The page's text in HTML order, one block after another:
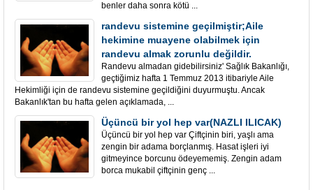
benler daha sonra kötü ...
randevu sistemine geçilmiştir;Aile
hekimine muayene olabilmek için
randevu almak zorunlu değildir.
Randevu almadan gidebilirsiniz' Sağlık Bakanlığı,
geçtiğimiz hafta 1 Temmuz 2013 itibariyle Aile
Hekimliği için de randevu sistemine geçildiğini duyurmuştu. Ancak
Bakanlık'tan bu hafta gelen açıklamada, ...
Üçüncü bir yol hep var(NAZLI ILICAK)
Üçüncü bir yol hep var Çiftçinin biri, yaşlı ama
zengin bir adama borçlanmış. Hasat işleri iyi
gitmeyince borcunu ödeyememiş. Zengin adam
borca mukabil çiftçinin genç ...